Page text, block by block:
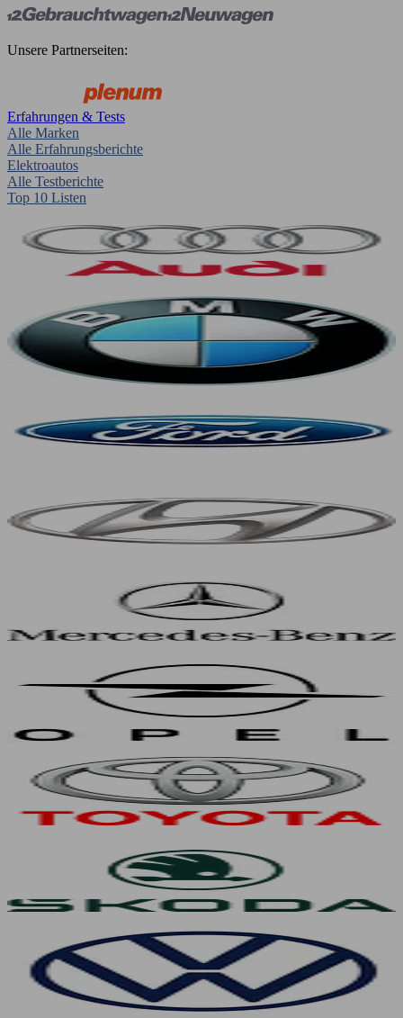
Unsere Partnerseiten:
Erfahrungen & Tests
Alle Marken
Alle Erfahrungsberichte
Elektroautos
Alle Testberichte
Top 10 Listen